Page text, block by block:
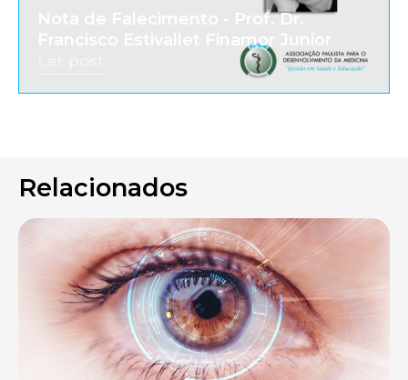
Nota de Falecimento - Prof. Dr.
Francisco Estivallet Finamor Junior
Relacionados